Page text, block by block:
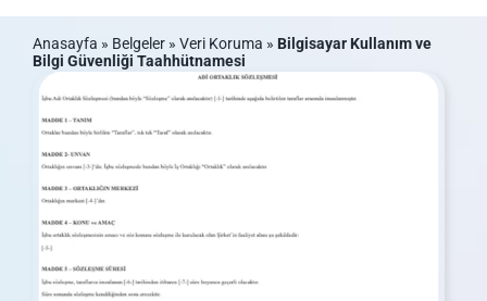
Ne Yapar?
Anasayfa » Belgeler» Veri Koruma » Bilgisayar Kullanım ve
Bilgi Güvenliği Taahhütnamesi